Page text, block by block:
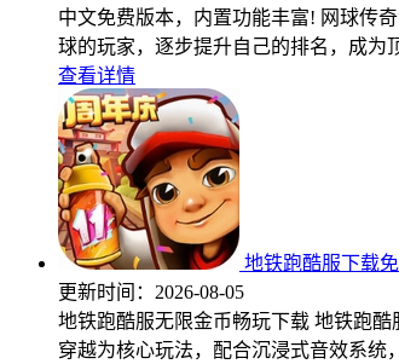
中文免费版本，内置功能丰富! 网球传
球的玩家，逐步提升自己的排名，成为
查看详情
地铁跑酷服下载
更新时间： 2026-08-05
地铁跑酷服无限金币畅玩下载 地铁跑
穿越为核心玩法，配合沉浸式音效系统